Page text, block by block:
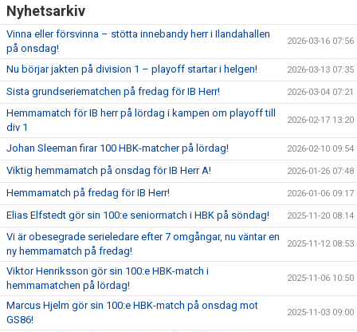
Nyhetsarkiv
Vinna eller försvinna – stötta innebandy herr i Ilandahallen
på onsdag!
2026-03-16 07:56
Nu börjar jakten på division 1 – playoff startar i helgen! 2026-03-13 07:35
Sista grundseriematchen på fredag för IB Herr! 2026-03-04 07:21
Hemmamatch för IB herr på lördag i kampen om playoff till
div 1
2026-02-17 13:20
Johan Sleeman firar 100 HBK-matcher på lördag! 2026-02-10 09:54
Viktig hemmamatch på onsdag för IB Herr A! 2026-01-26 07:48
Hemmamatch på fredag för IB Herr! 2026-01-06 09:17
Elias Elfstedt gör sin 100:e seniormatch i HBK på söndag! 2025-11-20 08:14
Vi är obesegrade serieledare efter 7 omgångar, nu väntar en
ny hemmamatch på fredag!
2025-11-12 08:53
Viktor Henriksson gör sin 100:e HBK-match i
hemmamatchen på lördag!
2025-11-06 10:50
Marcus Hjelm gör sin 100:e HBK-match på onsdag mot
GS86!
2025-11-03 09:00